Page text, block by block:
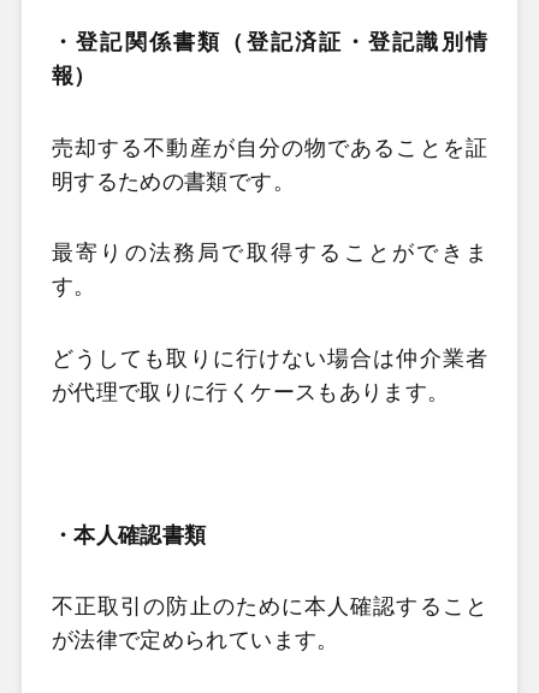
・登記関係書類（登記済証・登記識別情
報）
売却する不動産が自分の物であることを証
明するための書類です。
最寄りの法務局で取得することができま
す。
どうしても取りに行けない場合は仲介業者
が代理で取りに行くケースもあります。
・本人確認書類
不正取引の防止のために本人確認すること
が法律で定められています。